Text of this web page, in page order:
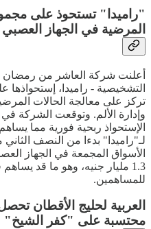
"راميدا" تستحوذ على
المرضية في الجهاز العصبي
أعلنت شركة العاشر من رمضان
التشخيصية - راميدا،
تركز على معالجة الحالات
وإدارة الألم. وتوقعت الشركة
الإستحواذ ربحية فورية مما
لـ"راميدا" بدءا من النصف
الأسواق المجمعة في الجهاز
1.3 مليار جنيه، وهو ما قد
للمساهمين.
محتسبة على "كفر الشيخ"